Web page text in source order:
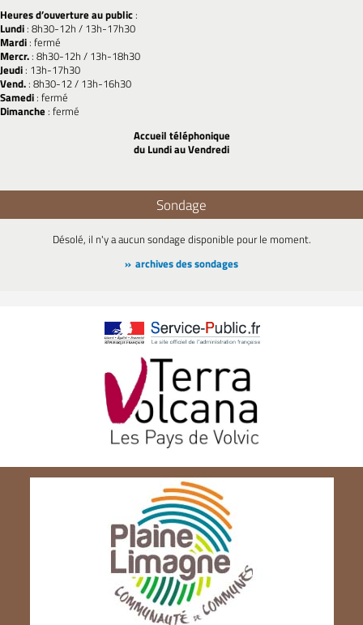
Heures d’ouverture au public :
Lundi : 8h30-12h / 13h-17h30
Mardi : fermé
Mercr. : 8h30-12h / 13h-18h30
Jeudi : 13h-17h30
Vend. : 8h30-12 / 13h-16h30
Samedi : fermé
Dimanche : fermé
Accueil téléphonique
du Lundi au Vendredi
Sondage
Désolé, il n'y a aucun sondage disponible pour le moment.
archives des sondages